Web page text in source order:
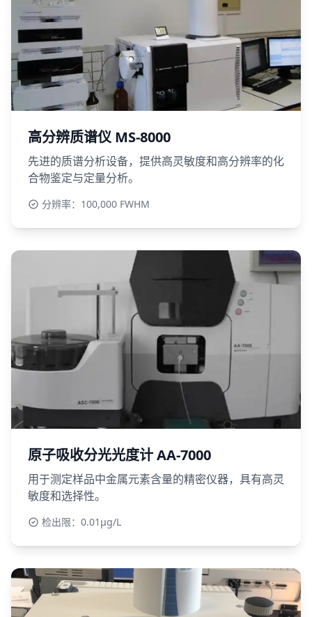
高分辨质谱仪 MS-8000
先进的质谱分析设备，提供高灵敏度和高分辨率的化
合物鉴定与定量分析。
分辨率：100,000 FWHM
原子吸收分光光度计 AA-7000
用于测定样品中金属元素含量的精密仪器，具有高灵
敏度和选择性。
检出限：0.01μg/L